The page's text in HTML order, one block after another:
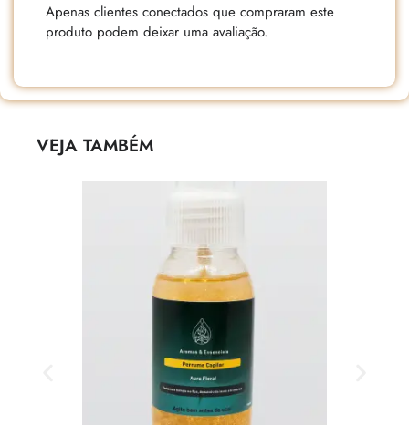
Apenas clientes conectados que compraram este
produto podem deixar uma avaliação.
VEJA TAMBÉM